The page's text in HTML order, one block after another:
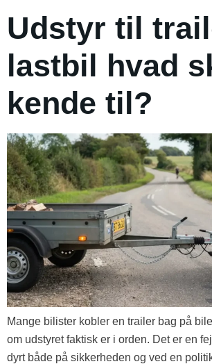
Udstyr til
lastbil hvad
kende til?
Mange bilister kobler en trailer bag på
om udstyret faktisk er i orden. Det er en
dyrt både på sikkerheden og ved en